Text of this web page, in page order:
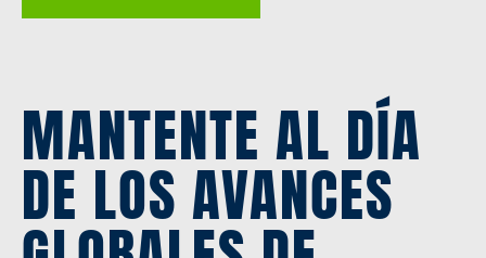
MANTENTE AL DÍA
DE LOS AVANCES